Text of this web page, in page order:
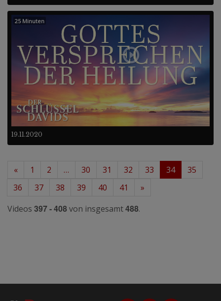
19.11.2020
25 Minuten
« 1 2 … 30 31 32 33 34
35
36
37 38 39 40 41
»
Videos 397 - 408von insgesamt488.